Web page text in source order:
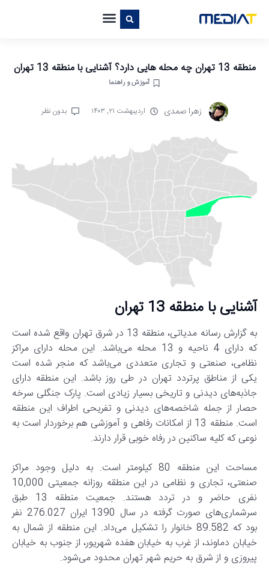
منطقه 13 تهران چه محله هایی دارد؟ آشنایی با منطقه 13 تهران
آموزش و راهنما
زهرا صمدی اردیبهشت ۲۱, ۱۴۰۳ بدون نظر
آشنایی با منطقه 13 تهران
به گزارش رسانه مدیاتی، منطقه 13 در شرق تهران واقع شده است
که دارای 4 ناحیه و 13 محله می‌باشد. این محله دارای مراکز
نظامی، صنعتی و تجاری متعددی می‌باشد که منجر شده است
یکی از مناطق پرتردد تهران در طی روز باشد. این منطقه دارای
جاذبه‌های دیدنی و تاریخی بسیار زیادی است. پارک جنگلی سرخه
حصار از جمله شاخصه‌های دیدنی و تفریحی اطراف این منطقه
است. منطقه 13 از امکانات رفاهی و آموزشی هم برخوردار است به
نوعی که کلیه ساکنین در رفاه خوبی قرار دارند.
مساحت این منطقه 80 کیلومتر است. به دلیل وجود مراکز
صنعتی، تجاری و نظامی در این منطقه روزانه جمعیتی 10,000
نفری حاضر و در تردد هستند. جمعیت منطقه 13 طبق
سرشماری‌های صورت گرفته در سال 1390 ایران 276.027 نفر
بود که 89.582 خانوار را تشکیل می‌داد. این منطقه از شمال به
خیابان دماوند، از غرب به خیابان هفده شهریور، از جنوب به خیابان
پیروزی و از شرق به حریم شهر تهران محدود می‌شود.